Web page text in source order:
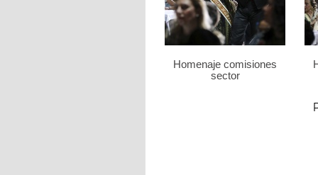
Homenaje comisiones
sector